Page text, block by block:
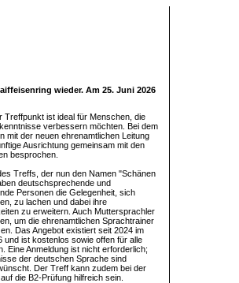
wieder. Am 25. Juni 2026
Treffpunkt ist ideal für Menschen, die
verbessern möchten. Bei dem
mit der neuen ehrenamtlichen Leitung
Ausrichtung gemeinsam mit den
besprochen.
Treffs, der nun den Namen "Schänen
deutschsprechende und
Personen die Gelegenheit, sich
zu lachen und dabei ihre
zu erweitern. Auch Muttersprachler
um die ehrenamtlichen Sprachtrainer
Das Angebot existiert seit 2024 im
und ist kostenlos sowie offen für alle
Eine Anmeldung ist nicht erforderlich;
der deutschen Sprache sind
Der Treff kann zudem bei der
die B2-Prüfung hilfreich sein.